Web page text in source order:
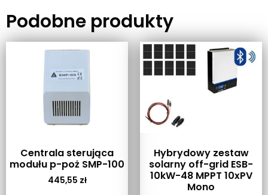
Podobne produkty
Centrala sterująca
modułu p-poż SMP-100
445,55 zł
Hybrydowy zestaw
solarny off-grid ESB-
10kW-48 MPPT 10xPV
Mono